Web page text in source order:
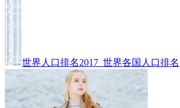
世界人口排名2017_世界各国人口排名